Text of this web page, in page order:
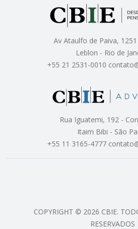
Av Ataulfo de Paiva,
Leblon - Rio de
+55 21 2531-0010
Rua Iguatemi, 192 -
Itaim Bibi - São
+55 11 3165-4777
COPYRIGHT © 2026 CBIE.
RESERVADOS